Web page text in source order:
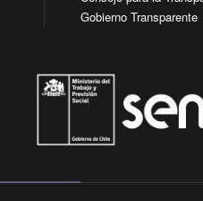
Gobierno Transparente